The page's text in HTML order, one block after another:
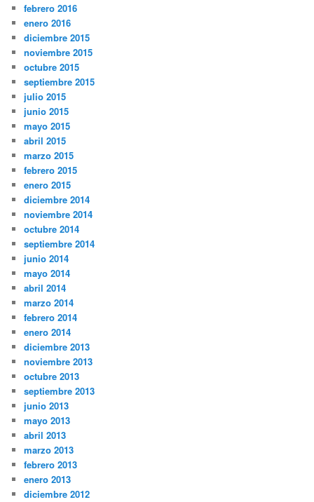
febrero 2016
enero 2016
diciembre 2015
noviembre 2015
octubre 2015
septiembre 2015
julio 2015
junio 2015
mayo 2015
abril 2015
marzo 2015
febrero 2015
enero 2015
diciembre 2014
noviembre 2014
octubre 2014
septiembre 2014
junio 2014
mayo 2014
abril 2014
marzo 2014
febrero 2014
enero 2014
diciembre 2013
noviembre 2013
octubre 2013
septiembre 2013
junio 2013
mayo 2013
abril 2013
marzo 2013
febrero 2013
enero 2013
diciembre 2012